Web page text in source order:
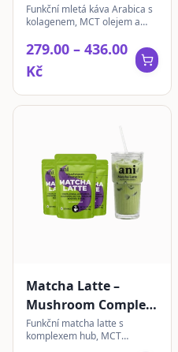
| mletá
Funkční mletá káva Arabica s
kolagenem, MCT olejem a
Ashwagandhy a Lion's Mane.
279.00 – 436.00
Kč
Matcha Latte –
Mushroom Complex
3ks + sklenka |
instantní 105g
Funkční matcha latte s
komplexem hub, MCT